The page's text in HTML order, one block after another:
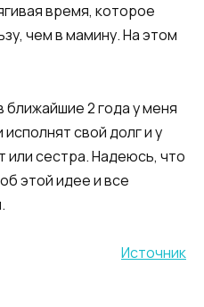
время, которое
чем в мамину. На этом
ближайшие 2 года у меня
свой долг и у
или сестра. Надеюсь, что
этой идее и все
Источник